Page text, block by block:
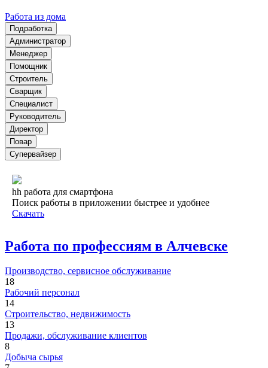
Работа из дома
Подработка
Администратор
Менеджер
Помощник
Строитель
Сварщик
Специалист
Руководитель
Директор
Повар
Супервайзер
hh работа для смартфона
Поиск работы в приложении быстрее и удобнее
Скачать
Работа по профессиям в Алчевске
Производство, сервисное обслуживание
18
Рабочий персонал
14
Строительство, недвижимость
13
Продажи, обслуживание клиентов
8
Добыча сырья